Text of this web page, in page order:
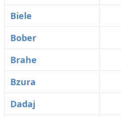
Biele
Bober
Brahe
Bzura
Dadaj